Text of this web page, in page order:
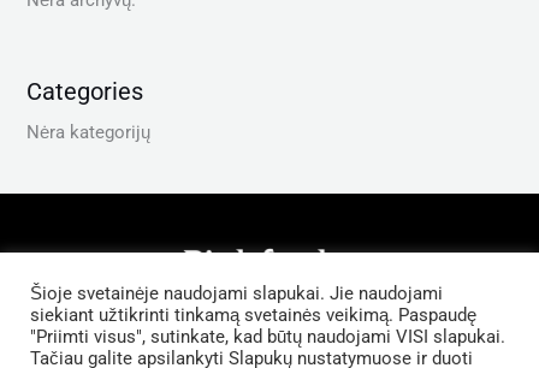
Categories
Nėra kategorijų
Privatumo Politika
Kontaktai
Kur įsigyti?
Šioje svetainėje naudojami slapukai. Jie naudojami
siekiant užtikrinti tinkamą svetainės veikimą. Paspaudę
"Priimti visus", sutinkate, kad būtų naudojami VISI slapukai.
Tačiau galite apsilankyti Slapukų nustatymuose ir duoti